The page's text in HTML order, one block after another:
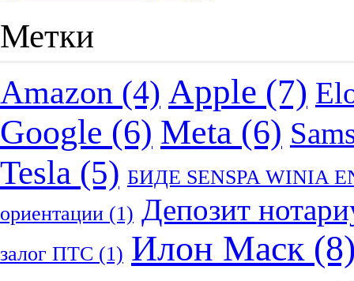
Метки
Amazon (4) Apple (7)
Google (6) Meta (6)
Tesla (5) БИДЕ SENSPA WINIA
ориентации (1) Депозит
залог ПТС (1) Илон Маск